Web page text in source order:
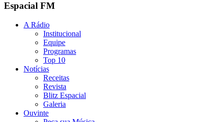
Espacial FM
A Rádio
Institucional
Equipe
Programas
Top 10
Notícias
Receitas
Revista
Blitz Espacial
Galeria
Ouvinte